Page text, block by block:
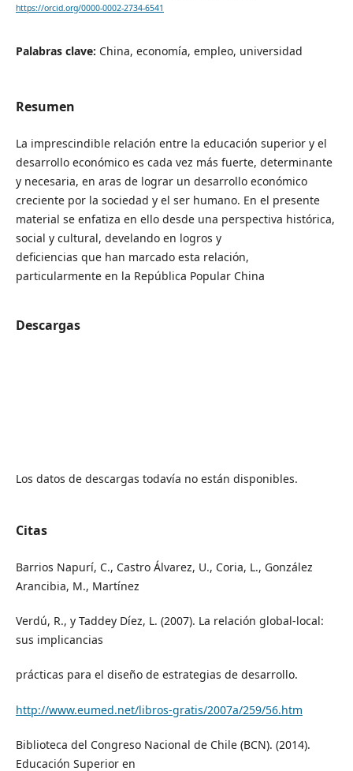
https://orcid.org/0000-0002-2734-6541
Palabras clave: China, economía, empleo, universidad
Resumen
La imprescindible relación entre la educación superior y el
desarrollo económico es cada vez más fuerte, determinante
y necesaria, en aras de lograr un desarrollo económico
creciente por la sociedad y el ser humano. En el presente
material se enfatiza en ello desde una perspectiva histórica,
social y cultural, develando en logros y
deficiencias que han marcado esta relación,
particularmente en la República Popular China
Descargas
Los datos de descargas todavía no están disponibles.
Citas
Barrios Napurí, C., Castro Álvarez, U., Coria, L., González
Arancibia, M., Martínez
Verdú, R., y Taddey Díez, L. (2007). La relación global-local:
sus implicancias
prácticas para el diseño de estrategias de desarrollo.
http://www.eumed.net/libros-gratis/2007a/259/56.htm
Biblioteca del Congreso Nacional de Chile (BCN). (2014).
Educación Superior en